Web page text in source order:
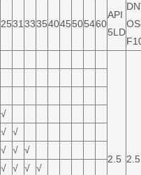
253133354045505460
API
5LD
2.5 2.5
√
√ √
√ √ √
√ √ √ √